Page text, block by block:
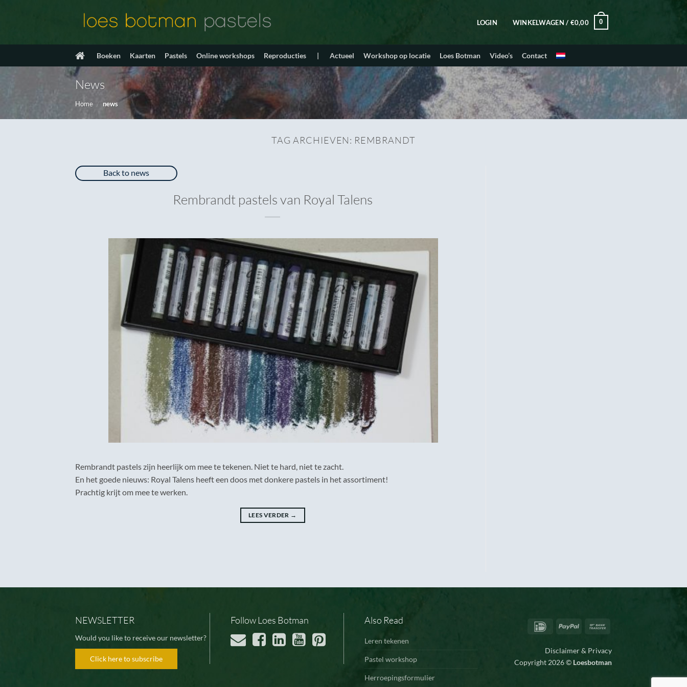
LOGIN WINKELWAGEN / €0,00 0
Boeken Kaarten Pastels Online workshops Reproducties | Actueel Workshop op locatie Loes Botman Video’s Contact
News
Home / news
TAG ARCHIEVEN: REMBRANDT
Back to news
Rembrandt pastels van Royal Talens
Rembrandt pastels zijn heerlijk om mee te tekenen. Niet te hard, niet te zacht.
En het goede nieuws: Royal Talens heeft een doos met donkere pastels in het assortiment!
Prachtig krijt om mee te werken.
LEES VERDER →
NEWSLETTER
Would you like to receive our newsletter?
Click here to subscribe
Follow Loes Botman Also Read
Leren tekenen
Pastel workshop
Herroepingsformulier
IDeal PayPal
Disclaimer & Privacy
Copyright 2026 © Loesbotman